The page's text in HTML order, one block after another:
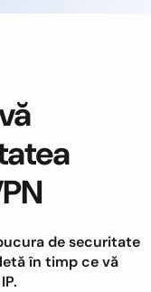
de securitate
în timp ce vă